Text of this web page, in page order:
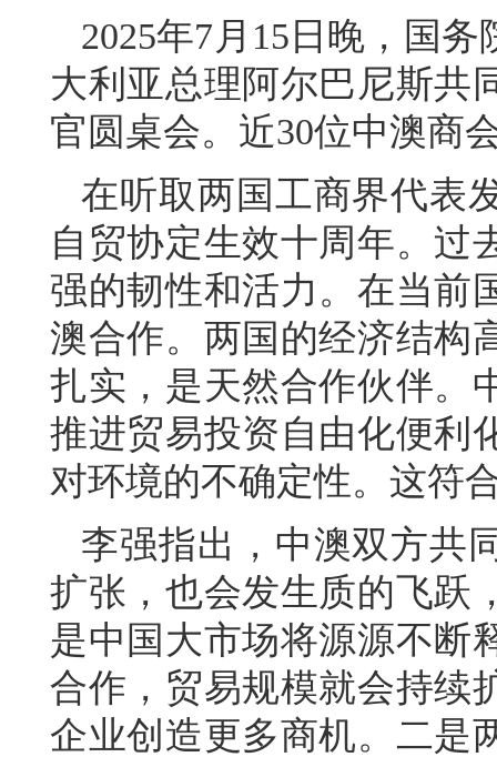
2025年7月15日晚，国
大利亚总理阿尔巴尼斯共
官圆桌会。近30位中澳商
在听取两国工商界代表
自贸协定生效十周年。过
强的韧性和活力。在当前
澳合作。两国的经济结构
扎实，是天然合作伙伴。
推进贸易投资自由化便利
对环境的不确定性。这符
李强指出，中澳双方共
扩张，也会发生质的飞跃
是中国大市场将源源不断
合作，贸易规模就会持续
企业创造更多商机。二是